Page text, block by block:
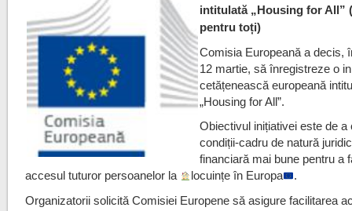
intitulată „Housing for All”
pentru toți)
Comisia Europeană a decis,
12 martie, să înregistreze o
cetățenească europeană
„Housing for All”.
Obiectivul inițiativei este de a
condiții-cadru de natură
financiară mai bune pentru a
accesul tuturor persoanelor la
locuințe în Europa
.
Organizatorii solicită Comisiei Europene să asigure facilitarea